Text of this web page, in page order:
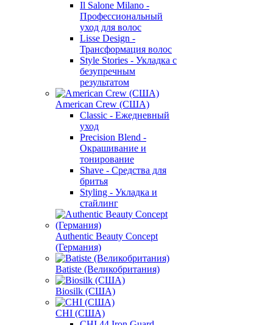
Il Salone Milano -
Профессиональный
уход для волос
Lisse Design -
Трансформация волос
Style Stories - Укладка с
безупречным
результатом
American Crew (США)
Classic - Ежедневный
уход
Precision Blend -
Окрашивание и
тонирование
Shave - Средства для
бритья
Styling - Укладка и
стайлинг
Authentic Beauty Concept
(Германия)
Batiste (Великобритания)
Biosilk (США)
CHI (США)